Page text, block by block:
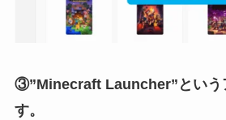
③”Minecraft Launcher”という
す。